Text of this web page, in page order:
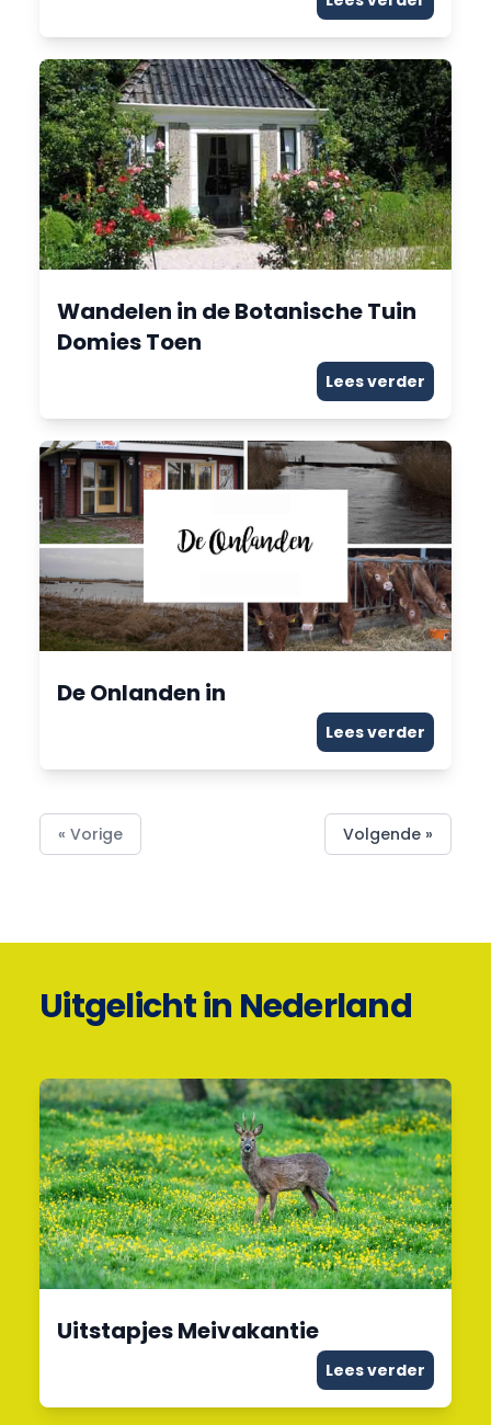
Wandelen in de Botanische Tuin
Domies Toen
Lees verder
De Onlanden in
Lees verder
« Vorige Volgende »
Uitgelicht in Nederland
Uitstapjes Meivakantie
Lees verder